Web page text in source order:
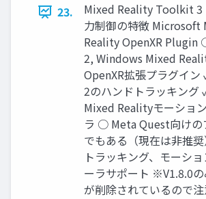
23.
Mixed Reality Toolkit 3
力制御の特徴 Microsoft
Reality OpenXR Plugin
2, Windows Mixed
OpenXR拡張プラグイ
2のハンドトラッキング
Mixed Realityモーショ
ラ ○ Meta Quest向けの
でもある（現在は非推
トラッキング、モーシ
ーラサポート ※V1.8.0
が削除されているので